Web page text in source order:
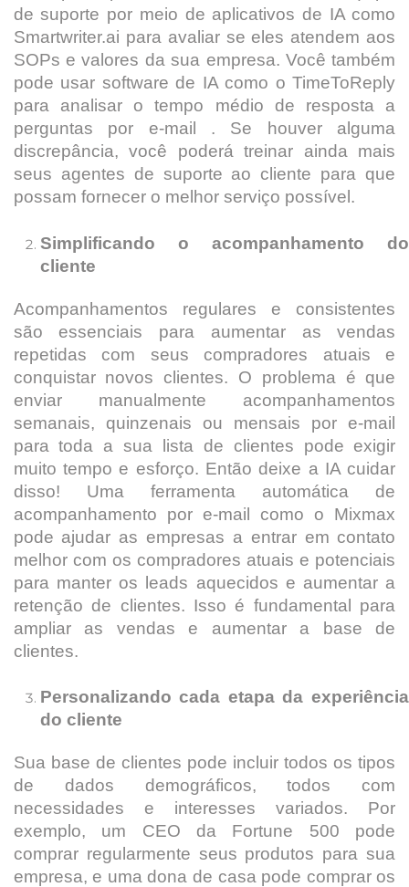
de suporte por meio de aplicativos de IA como
Smartwriter.ai para avaliar se eles atendem aos
SOPs e valores da sua empresa. Você também
pode usar software de IA como o TimeToReply
para analisar o tempo médio de resposta a
perguntas por e-mail . Se houver alguma
discrepância, você poderá treinar ainda mais
seus agentes de suporte ao cliente para que
possam fornecer o melhor serviço possível.
Simplificando o acompanhamento do
cliente
Acompanhamentos regulares e consistentes
são essenciais para aumentar as vendas
repetidas com seus compradores atuais e
conquistar novos clientes. O problema é que
enviar manualmente acompanhamentos
semanais, quinzenais ou mensais por e-mail
para toda a sua lista de clientes pode exigir
muito tempo e esforço. Então deixe a IA cuidar
disso! Uma ferramenta automática de
acompanhamento por e-mail como o Mixmax
pode ajudar as empresas a entrar em contato
melhor com os compradores atuais e potenciais
para manter os leads aquecidos e aumentar a
retenção de clientes. Isso é fundamental para
ampliar as vendas e aumentar a base de
clientes.
Personalizando cada etapa da experiência
do cliente
Sua base de clientes pode incluir todos os tipos
de dados demográficos, todos com
necessidades e interesses variados. Por
exemplo, um CEO da Fortune 500 pode
comprar regularmente seus produtos para sua
empresa, e uma dona de casa pode comprar os